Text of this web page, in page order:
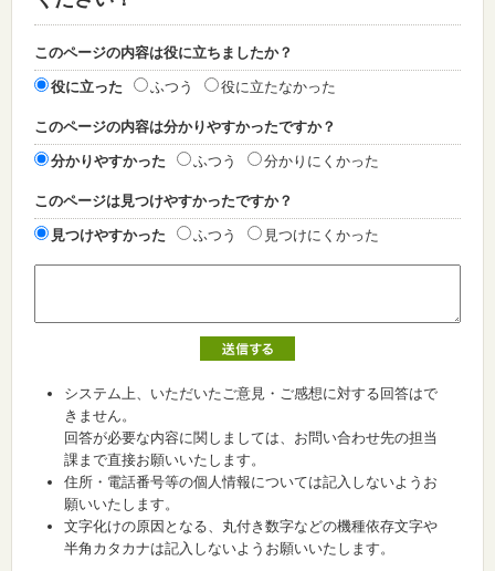
このページの内容は役に立ちましたか？
役に立った ふつう 役に立たなかった
このページの内容は分かりやすかったですか？
分かりやすかった ふつう 分かりにくかった
このページは見つけやすかったですか？
見つけやすかった ふつう 見つけにくかった
システム上、いただいたご意見・ご感想に対する回答はで
きません。
回答が必要な内容に関しましては、お問い合わせ先の担当
課まで直接お願いいたします。
住所・電話番号等の個人情報については記入しないようお
願いいたします。
文字化けの原因となる、丸付き数字などの機種依存文字や
半角カタカナは記入しないようお願いいたします。